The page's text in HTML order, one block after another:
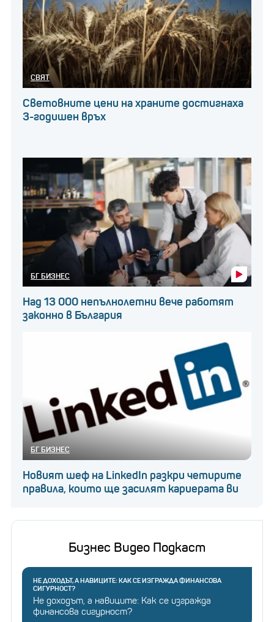
СВЯТ
Световните цени на храните достигнаха
3-годишен връх
БГ БИЗНЕС
Над 13 000 непълнолетни вече работят
законно в България
БГ БИЗНЕС
Новият шеф на LinkedIn разкри четирите
правила, които ще засилят кариерата ви
Бизнес Видео Подкаст
НЕ ДОХОДЪТ, А НАВИЦИТЕ: КАК СЕ ИЗГРАЖДА ФИНАНСОВА
СИГУРНОСТ?
Не доходът, а навиците: Как се изгражда
финансова сигурност?